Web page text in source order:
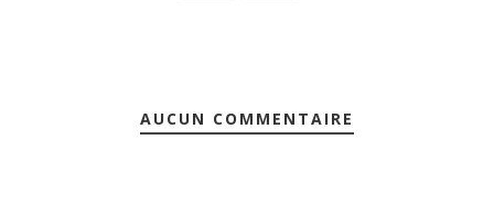
AUCUN COMMENTAIRE